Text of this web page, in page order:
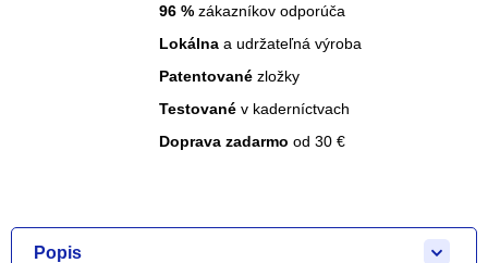
96 % zákazníkov odporúča
Lokálna a udržateľná výroba
Patentované zložky
Testované v kaderníctvach
Doprava zadarmo od 30 €
Popis